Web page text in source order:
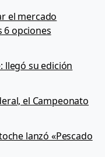
el mercado
6 opciones
llegó su edición
el Campeonato
lanzó «Pescado